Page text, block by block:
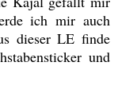
ich mir auch
dieser LE finde
und